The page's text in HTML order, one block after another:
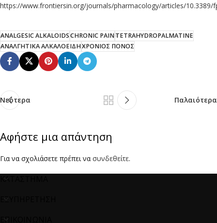
https://www.frontiersin.org/journals/pharmacology/articles/10.3389/
ANALGESIC ALKALOIDSCHRONIC PAINTETRAHYDROPALMATINE
ΑΝΑΛΓΗΤΙΚΑ ΑΛΚΑΛΟΕΙΔΗΧΡΟΝΙΟΣ ΠΟΝΟΣ
Νεότερα Παλαιότερα
Αφήστε μια απάντηση
Για να σχολιάσετε πρέπει να συνδεθείτε.
ΚΑΤΑΣΤΗΜΑ
ΕΞΥΠΗΡΕΤΗΣΗ
ΕΠΙΚΟΙΝΩΝΙΑ